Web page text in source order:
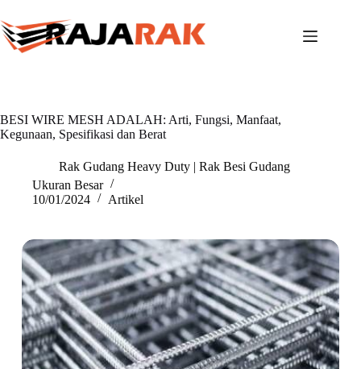
to
content
BESI WIRE MESH ADALAH: Arti, Fungsi, Manfaat,
Kegunaan, Spesifikasi dan Berat
Rak Gudang Heavy Duty | Rak Besi Gudang
Ukuran Besar
10/01/2024
Artikel